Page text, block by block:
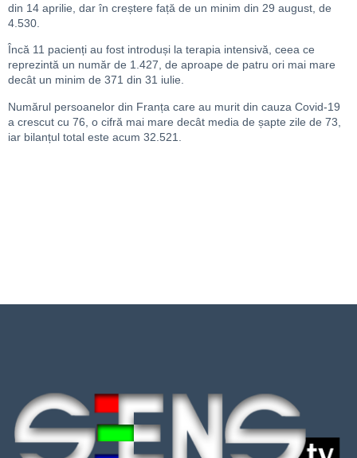
din 14 aprilie, dar în creștere față de un minim din 29 august, de
4.530.
Încă 11 pacienți au fost introduși la terapia intensivă, ceea ce
reprezintă un număr de 1.427, de aproape de patru ori mai mare
decât un minim de 371 din 31 iulie.
Numărul persoanelor din Franța care au murit din cauza Covid-19
a crescut cu 76, o cifră mai mare decât media de șapte zile de 73,
iar bilanțul total este acum 32.521.